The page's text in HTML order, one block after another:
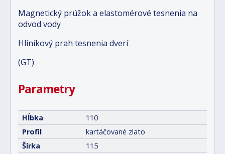
Magnetický prúžok a elastomérové tesnenia na
odvod vody
Hliníkový prah tesnenia dverí
(GT)
Parametry
Hĺbka
110
Profil
kartáčované zlato
Šírka
115